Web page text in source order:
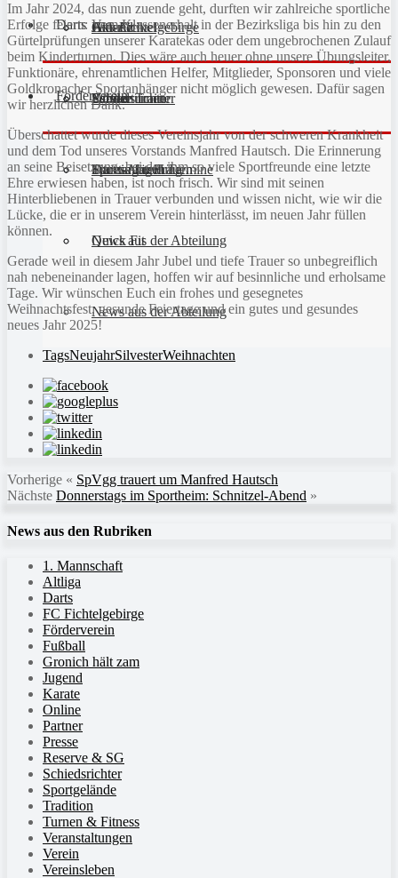
Fan-Artikel
Partner
Sportanlagen
Galerie
JFG Fichtelgebirge
Schiedsrichter
Aktuell
Unsere Trainer
Training und Termine
Kinderturnen
Fitness für Frauen
Quick Fit
News aus der Abteilung
Darts
Darts-Abteilung
News aus der Abteilung
Förderverein
Im Jahr 2024, das nun zuende geht, durften wir zahlreiche sportliche
Erfolge feiern: Vom Klassenerhalt in der Bezirksliga bis hin zu den
Gürtelprüfungen unserer Karatekas oder dem ungebrochenen Zulauf
beim Kinderturnen. Dies wäre auch heuer ohne unsere Übungsleiter,
Funktionäre, ehrenamtlichen Helfer, Mitglieder, Sponsoren und viele
Goldkronacher Sportanhänger nicht möglich gewesen. Dafür sagen
wir herzlichen Dank.
Überschattet wurde dieses Vereinsjahr von der schweren Krankheit
und dem Tod unseres Vorstands Manfred Hautsch. Die Erinnerung
an seine Beisetzung, bei der ihm so viele Sportfreunde eine letzte
Ehre erwiesen haben, ist noch frisch. Wir sind mit seinen
Hinterbliebenen in Trauer verbunden und wissen nicht, wie wir die
Lücke, die er in unserem Verein hinterlässt, im neuen Jahr füllen
können.
Gerade weil in diesem Jahr Jubel und tiefe Trauer so unbegreiflich
nah nebeneinander lagen, hoffen wir auf besinnliche und erholsame
Tage. Wir wünschen Euch ein frohes und gesegnetes
Weihnachtsfest, gesunde Feiertage und ein gutes und gesundes
neues Jahr 2025!
TagsNeujahrSilvesterWeihnachten
Vorherige « SpVgg trauert um Manfred Hautsch
Nächste Donnerstags im Sportheim: Schnitzel-Abend »
News aus den Rubriken
1. Mannschaft
Altliga
Darts
FC Fichtelgebirge
Förderverein
Fußball
Gronich hält zam
Jugend
Karate
Online
Partner
Presse
Reserve & SG
Schiedsrichter
Sportgelände
Tradition
Turnen & Fitness
Veranstaltungen
Verein
Vereinsleben